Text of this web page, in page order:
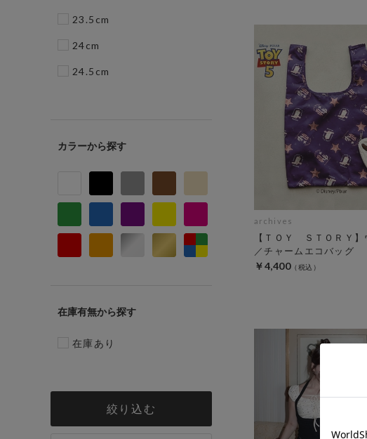
23.5cm
24cm
24.5cm
カラー
在庫有無
在庫あり
絞り込む
archives
【ＴＯＹ ＳＴＯＲＹ】
／チャームエコバッグ
￥4,400